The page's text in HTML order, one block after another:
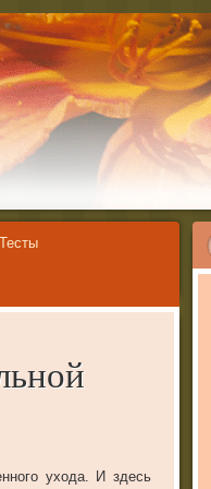
Тесты
ухода. И здесь